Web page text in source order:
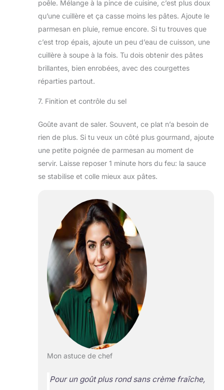
poêle. Mélange à la pince de cuisine, c’est plus doux
qu’une cuillère et ça casse moins les pâtes. Ajoute le
parmesan en pluie, remue encore. Si tu trouves que
c’est trop épais, ajoute un peu d’eau de cuisson, une
cuillère à soupe à la fois. Tu dois obtenir des pâtes
brillantes, bien enrobées, avec des courgettes
réparties partout.
7. Finition et contrôle du sel
Goûte avant de saler. Souvent, ce plat n’a besoin de
rien de plus. Si tu veux un côté plus gourmand, ajoute
une petite poignée de parmesan au moment de
servir. Laisse reposer 1 minute hors du feu: la sauce
se stabilise et colle mieux aux pâtes.
Mon astuce de chef
Pour un goût plus rond sans crème fraîche,